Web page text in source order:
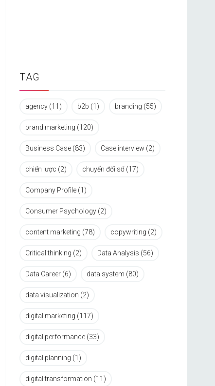
TAG
agency (11) b2b (1) branding (55)
brand marketing (120)
Business Case (83) Case interview (2)
chiến lược (2) chuyển đổi số (17)
Company Profile (1)
Consumer Psychology (2)
content marketing (78) copywriting (2)
Critical thinking (2) Data Analysis (56)
Data Career (6) data system (80)
data visualization (2)
digital marketing (117)
digital performance (33)
digital planning (1)
digital transformation (11)